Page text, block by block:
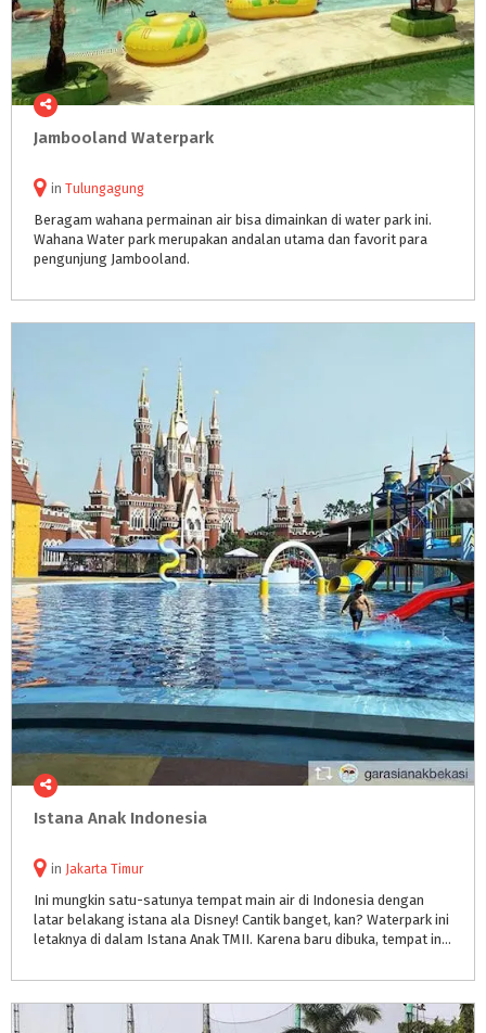
Jambooland Waterpark
in Tulungagung
Beragam wahana permainan air bisa dimainkan di water park ini.
Wahana Water park merupakan andalan utama dan favorit para
pengunjung Jambooland.
Istana Anak Indonesia
in Jakarta Timur
Ini mungkin satu-satunya tempat main air di Indonesia dengan
latar belakang istana ala Disney! Cantik banget, kan? Waterpark ini
letaknya di dalam Istana Anak TMII. Karena baru dibuka, tempat ini masih sangat bersih. Ruang bilas dan toiletnya juga bersih